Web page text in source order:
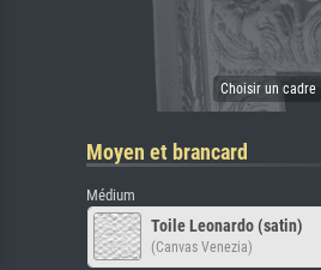
Moyen et brancard
Médium
Toile Leonardo (satin)
(Canvas Venezia)